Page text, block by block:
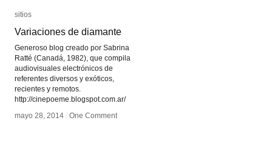
sitios
Variaciones de diamante
Generoso blog creado por Sabrina
Ratté (Canadá, 1982), que compila
audiovisuales electrónicos de
referentes diversos y exóticos,
recientes y remotos.
http://cinepoeme.blogspot.com.ar/
mayo 28, 2014 / One Comment
sitios
Variaciones de diamante
mayo 28, 2014 / One Comment